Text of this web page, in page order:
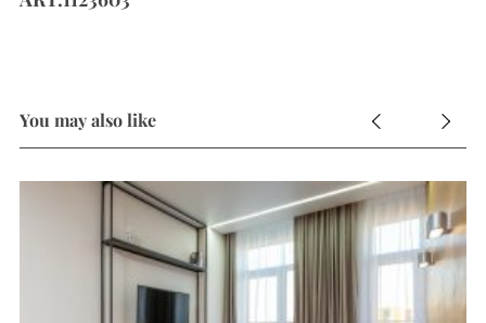
You may also like